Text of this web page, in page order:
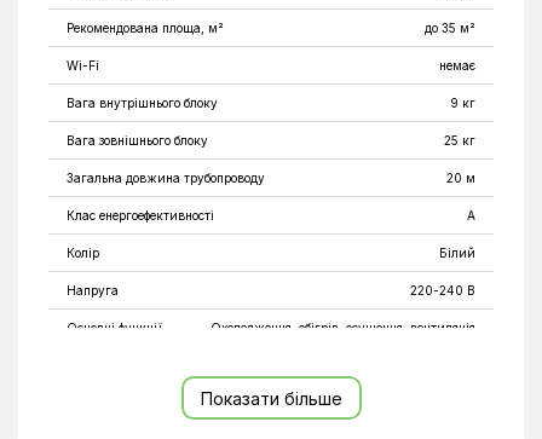
Рекомендована площа, м² до 35 м²
Wi-Fi немає
Вага внутрішнього блоку 9 кг
Вага зовнішнього блоку 25 кг
Загальна довжина трубопроводу 20 м
Клас енергоефективності A
Колір Білий
Напруга 220-240 В
Основні функції Охолодження, обігрів, осушення, вентиляція
Під'єднання труб для рідиниПоказати більше